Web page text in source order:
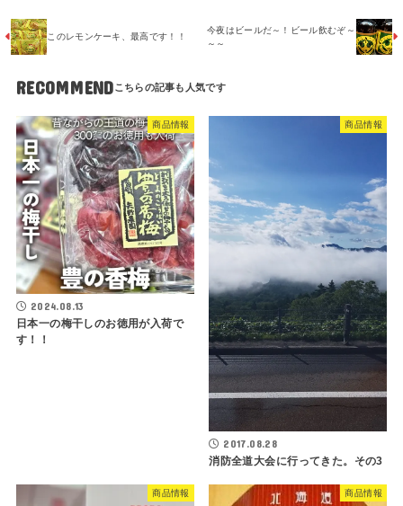
このレモンケーキ、最高です！！
今夜はビールだ～！ビール飲むぞ～
～～
RECOMMEND
商品情報
2024.08.13
日本一の梅干しのお徳用が入荷で
す！！
商品情報
2017.08.28
消防全道大会に行ってきた。その3
商品情報 商品情報